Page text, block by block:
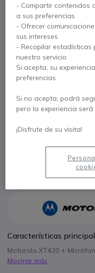
Incluido en este pack:
Micrófono
19,35 €
x1 Motorola
126,05 €
Paga en 3 pagos de
Características
Motorola XT420 +
Mostrar más
- Compartir contenidos
a sus preferencias
- Ofrecer
sus intereses
- Recopilar
nuestro servicio
Si acepta, su
preferencias.
Si no acepta, podrá
pero la experiencia será
¡Disfrute de su visita!